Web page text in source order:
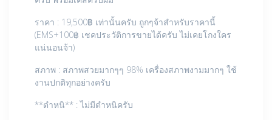
ราคา : 19,500฿ เท่านั้นครับ ถูกๆจ้าสำหรับราคานี้
(EMS+100฿ เชคประวัติการขายได้ครับ ไม่เคยโกงใคร
แน่นอนจ้า)
สภาพ : สภาพสวยมากๆๆ 98% เครื่องสภาพงามมากๆ ใช้
งานปกติทุกอย่างครับ
**ตำหนิ** : ไม่มีตำหนิครับ